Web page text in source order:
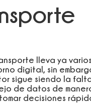
lleva ya
digital, sin
sigue siendo la
de datos de
decisiones